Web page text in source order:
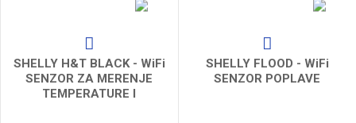
SHELLY H&T BLACK - WiFi
SENZOR ZA MERENJE
TEMPERATURE I
SHELLY FLOOD - WiFi
SENZOR POPLAVE